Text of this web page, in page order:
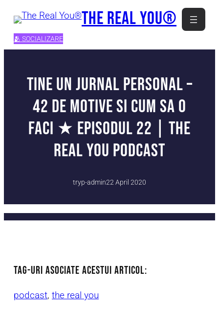
content
The Real You®
🫂 SOCIALIZARE
Tine un Jurnal Personal –
42 de motive si CUM sa o
faci ★ Episodul 22 | The
Real You Podcast
tryp-admin22 April 2020
TAG-uri asociate acestui articol:
podcast, the real you